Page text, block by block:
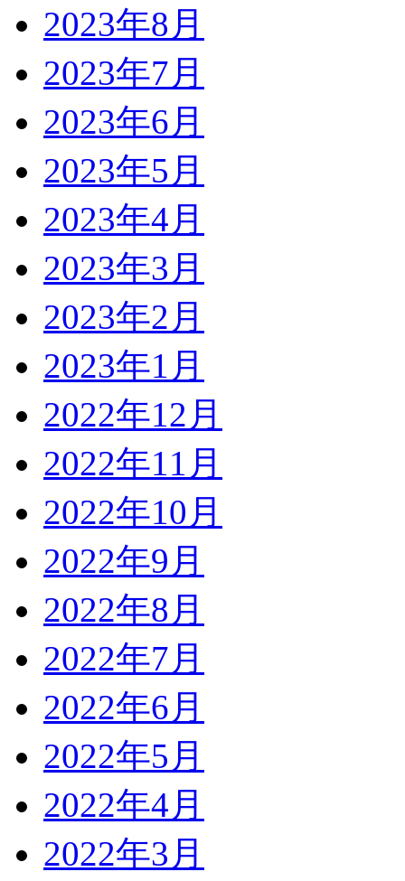
2023年8月
2023年7月
2023年6月
2023年5月
2023年4月
2023年3月
2023年2月
2023年1月
2022年12月
2022年11月
2022年10月
2022年9月
2022年8月
2022年7月
2022年6月
2022年5月
2022年4月
2022年3月